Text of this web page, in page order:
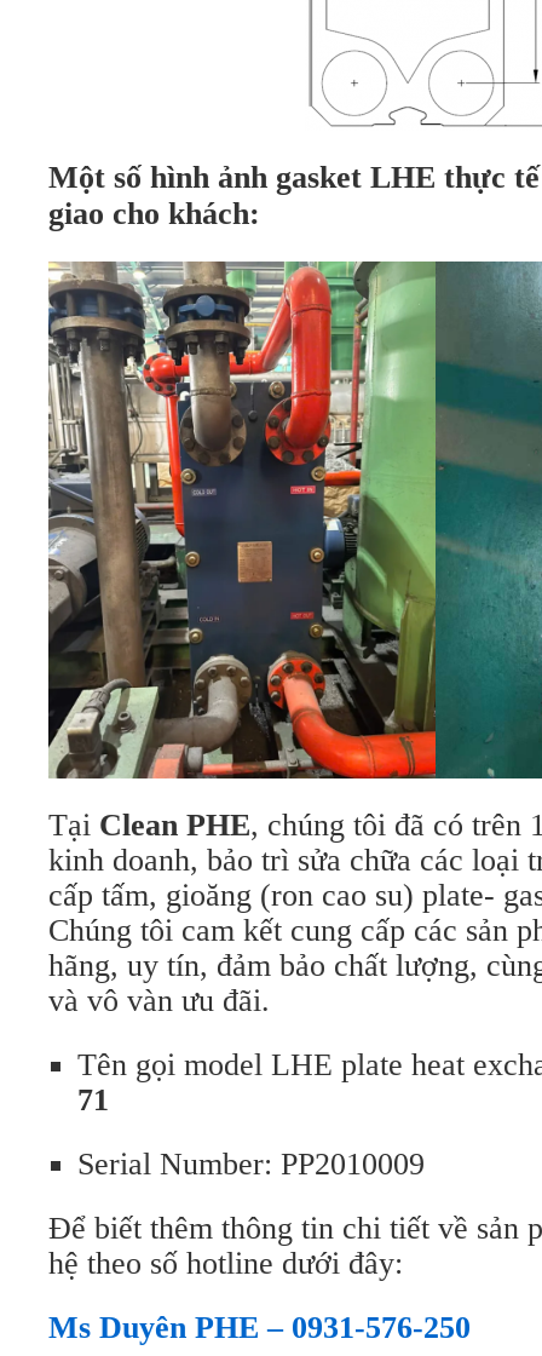
Một số hình ảnh gasket LHE thực
giao cho khách:
Tại Clean PHE, chúng tôi đã có trên
kinh doanh, bảo trì sửa chữa các loại
cấp tấm, gioăng (ron cao su) plate-
Chúng tôi cam kết cung cấp các sản
hãng, uy tín, đảm bảo chất lượng,
và vô vàn ưu đãi.
Tên gọi model LHE plate heat
71
Serial Number: PP2010009
Để biết thêm thông tin chi tiết về sản
hệ theo số hotline dưới đây:
Ms Duyên PHE – 0931-576-250